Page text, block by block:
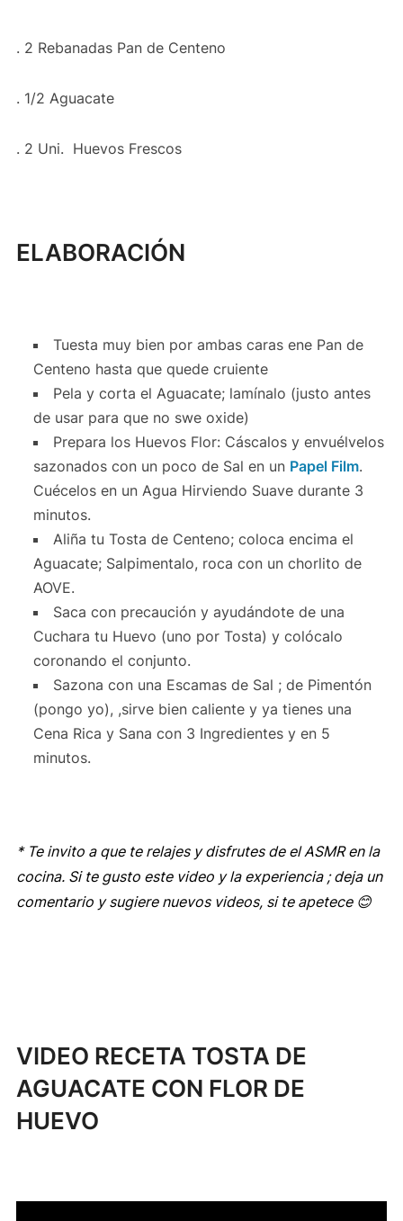
. 2 Rebanadas Pan de Centeno
. 1/2 Aguacate
. 2 Uni. Huevos Frescos
ELABORACIÓN
Tuesta muy bien por ambas caras ene Pan de
Centeno hasta que quede cruiente
Pela y corta el Aguacate; lamínalo (justo antes
de usar para que no swe oxide)
Prepara los Huevos Flor: Cáscalos y envuélvelos
sazonados con un poco de Sal en un Papel Film.
Cuécelos en un Agua Hirviendo Suave durante 3
minutos.
Aliña tu Tosta de Centeno; coloca encima el
Aguacate; Salpimentalo, roca con un chorlito de
AOVE.
Saca con precaución y ayudándote de una
Cuchara tu Huevo (uno por Tosta) y colócalo
coronando el conjunto.
Sazona con una Escamas de Sal ; de Pimentón
(pongo yo), ,sirve bien caliente y ya tienes una
Cena Rica y Sana con 3 Ingredientes y en 5
minutos.
* Te invito a que te relajes y disfrutes de el ASMR en la
cocina. Si te gusto este video y la experiencia ; deja un
comentario y sugiere nuevos videos, si te apetece 😊
VIDEO RECETA TOSTA DE
AGUACATE CON FLOR DE
HUEVO